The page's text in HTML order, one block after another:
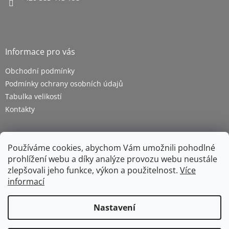
Používáme cookies, abychom Vám umožnili pohodlné
prohlížení webu a díky analýze provozu webu neustále
zlepšovali jeho funkce, výkon a použitelnost. Více
informací
Nastavení
Informace pro vás
Obchodní podmínky
Podmínky ochrany osobních údajů
Tabulka velikostí
Kontakty